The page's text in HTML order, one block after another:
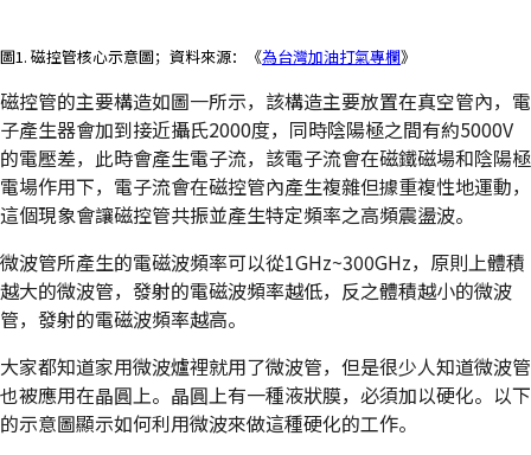
圖1. 磁控管核心示意圖；資料來源：《為台灣加油打氣專欄》
磁控管的主要構造如圖一所示，該構造主要放置在真空管內，電
子產生器會加到接近攝氏2000度，同時陰陽極之間有約5000V
的電壓差，此時會產生電子流，該電子流會在磁鐵磁場和陰陽極
電場作用下，電子流會在磁控管內產生複雜但據重複性地運動，
這個現象會讓磁控管共振並產生特定頻率之高頻震盪波。
微波管所產生的電磁波頻率可以從1GHz~300GHz，原則上體積
越大的微波管，發射的電磁波頻率越低，反之體積越小的微波
管，發射的電磁波頻率越高。
大家都知道家用微波爐裡就用了微波管，但是很少人知道微波管
也被應用在晶圓上。晶圓上有一種液狀膜，必須加以硬化。以下
的示意圖顯示如何利用微波來做這種硬化的工作。